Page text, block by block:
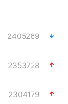
2405269
2353728
2304179